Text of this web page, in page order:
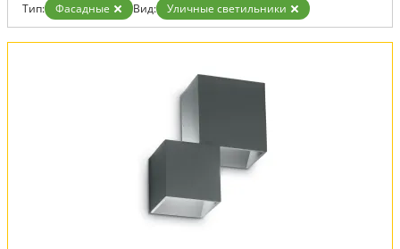
Тип: Фасадные Вид: Уличные светильники